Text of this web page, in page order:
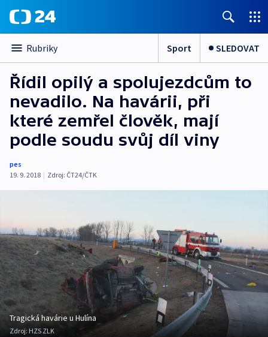
Rubriky Sport SLEDOVAT
Řídil opilý a spolujezdcům to
nevadilo. Na havárii, při
které zemřel člověk, mají
podle soudu svůj díl viny
pes
19. 9. 2018 | Zdroj: ČT24/ČTK
Tragická havárie u Hulína
Zdroj: HZS ZLK